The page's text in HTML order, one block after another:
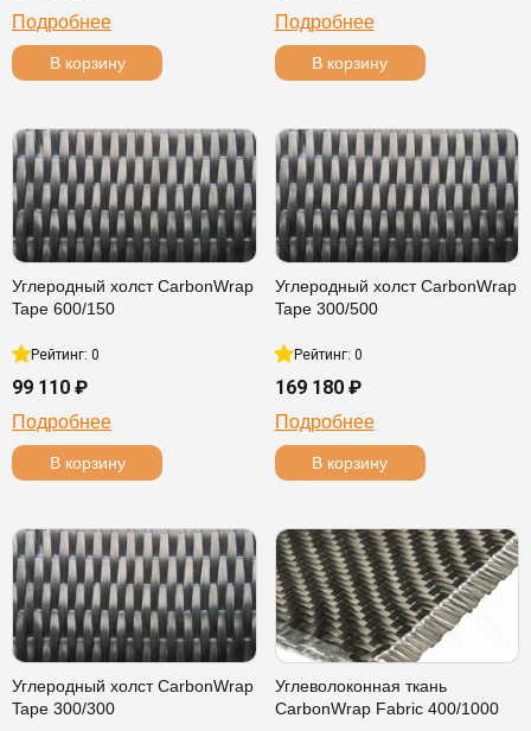
Подробнее
В корзину
Подробнее
В корзину
Углеродный холст CarbonWrap
Tape 600/150
Рейтинг: 0
99 110 ₽
Подробнее
В корзину
Углеродный холст CarbonWrap
Tape 300/500
Рейтинг: 0
169 180 ₽
Подробнее
В корзину
Углеродный холст CarbonWrap
Tape 300/300
Углеволоконная ткань
CarbonWrap Fabric 400/1000